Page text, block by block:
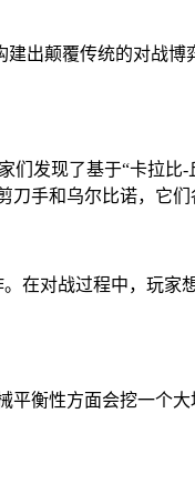
出颠覆传统的对战
发现了基于“卡拉比
手和乌尔比诺，它们
在对战过程中，玩家
衡性方面会挖一个